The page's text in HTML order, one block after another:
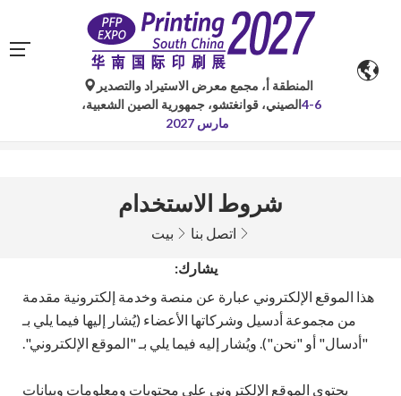
تُستخدم الترجمات الآلية من جوجل لأغراض مرجعية فقط وقد
تكون غير دقيقة. يُرجى الرجوع إلى النسخة الأصلية لأي
استفسارات.
المنطقة أ، مجمع معرض الاستيراد والتصدير
الصيني، قوانغتشو، جمهورية الصين الشعبية،4-6
مارس 2027
شروط الاستخدام
بيت اتصل بنا
يشارك:
هذا الموقع الإلكتروني عبارة عن منصة وخدمة إلكترونية مقدمة
من مجموعة أدسيل وشركاتها الأعضاء (يُشار إليها فيما يلي بـ
"أدسال" أو "نحن"). ويُشار إليه فيما يلي بـ "الموقع الإلكتروني".
يحتوي الموقع الإلكتروني على محتويات ومعلومات وبيانات